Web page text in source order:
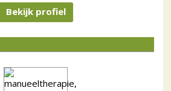
Bekijk profiel